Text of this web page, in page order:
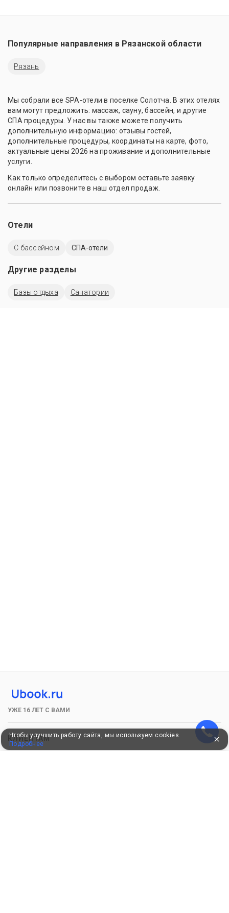
Популярные направления в Рязанской области
Рязань
Мы собрали все SPA-отели в поселке Солотча. В этих отелях
вам могут предложить: массаж, сауну, бассейн, и другие
СПА процедуры. У нас вы также можете получить
дополнительную информацию: отзывы гостей,
дополнительные процедуры, координаты на карте, фото,
актуальные цены 2026 на проживание и дополнительные
услуги.
Как только определитесь с выбором оставьте заявку
онлайн или позвоните в наш отдел продаж.
Отели
C бассейном СПА-отели
Другие разделы
Базы отдыха Санатории
УЖЕ 16 ЛЕТ С ВАМИ
КЛИЕНТАМ
Чтобы улучшить работу сайта, мы используем cookies.
Подробнее